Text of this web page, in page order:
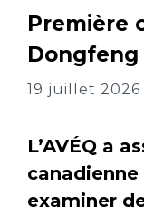
Première
Dongfeng
19 juillet 2026
L’AVÉQ a
examiner